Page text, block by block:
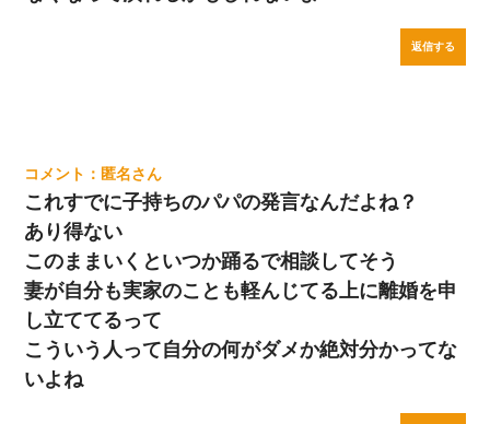
返信する
匿名
これすでに子持ちのパパの発言なんだよね？
あり得ない
このままいくといつか踊るで相談してそう
妻が自分も実家のことも軽んじてる上に離婚を申
し立ててるって
こういう人って自分の何がダメか絶対分かってな
いよね